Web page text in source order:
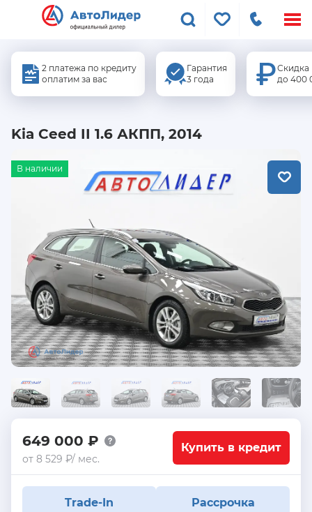
2 платежа по кредиту
оплатим за вас
Гарантия
3 года
Скидка
до 400
Kia Ceed II 1.6 АКПП, 2014
В наличии
649 000 ₽
от 8 529 ₽/ мес.
Купить в кредит
Trade-In Рассрочка